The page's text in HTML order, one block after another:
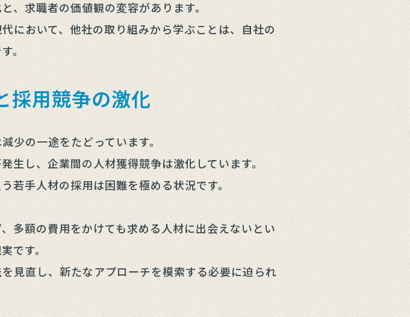
、求職者の価値観の変容があります。
において、他社の取り組みから学ぶことは、自社の
。
採用競争の激化
少の一途をたどっています。
生し、企業間の人材獲得競争は激化しています。
若手人材の採用は困難を極める状況です。
多額の費用をかけても求める人材に出会えないとい
です。
見直し、新たなアプローチを模索する必要に迫られ